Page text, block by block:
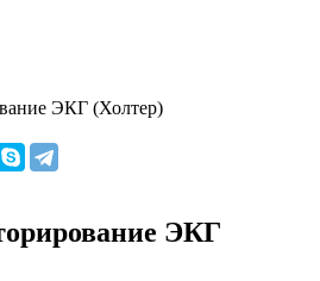
ЭКГ (Холтер)
ЭКГ